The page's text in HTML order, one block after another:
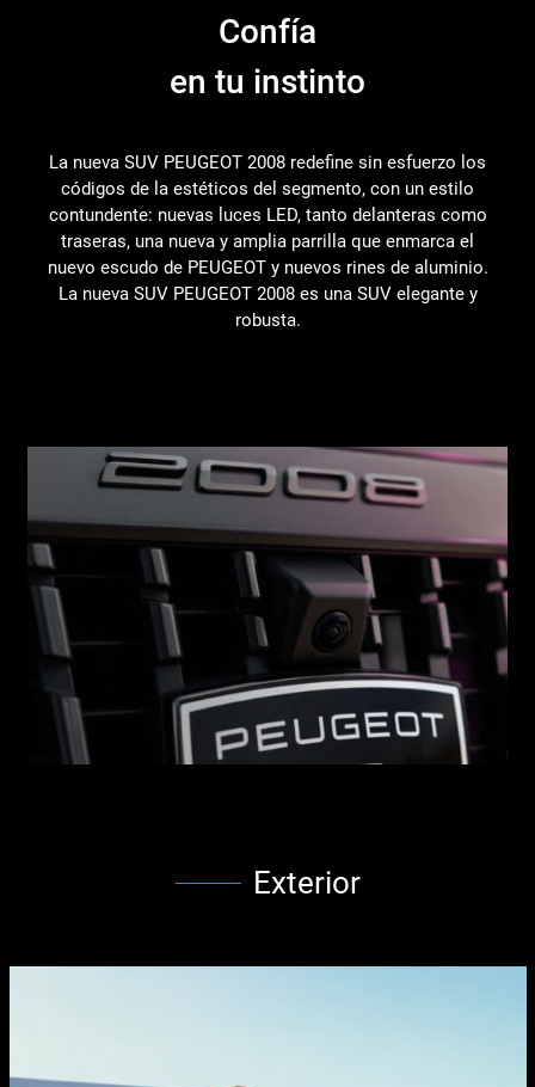
Confía
en tu instinto
La nueva SUV PEUGEOT 2008 redefine sin esfuerzo los
códigos de la estéticos del segmento, con un estilo
contundente: nuevas luces LED, tanto delanteras como
traseras, una nueva y amplia parrilla que enmarca el
nuevo escudo de PEUGEOT y nuevos rines de aluminio.
La nueva SUV PEUGEOT 2008 es una SUV elegante y
robusta.
Exterior